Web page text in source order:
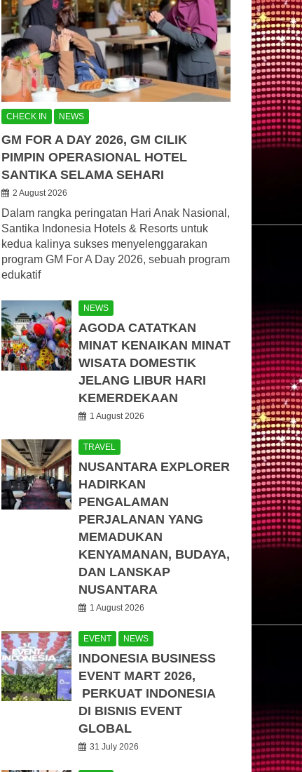
CHECK IN NEWS
GM FOR A DAY 2026, GM CILIK
PIMPIN OPERASIONAL HOTEL
SANTIKA SELAMA SEHARI
2 August 2026
Dalam rangka peringatan Hari Anak Nasional,
Santika Indonesia Hotels & Resorts untuk
kedua kalinya sukses menyelenggarakan
program GM For A Day 2026, sebuah program
edukatif
NEWS
AGODA CATATKAN
MINAT KENAIKAN MINAT
WISATA DOMESTIK
JELANG LIBUR HARI
KEMERDEKAAN
1 August 2026
TRAVEL
NUSANTARA EXPLORER
HADIRKAN
PENGALAMAN
PERJALANAN YANG
MEMADUKAN
KENYAMANAN, BUDAYA,
DAN LANSKAP
NUSANTARA
1 August 2026
EVENT NEWS
INDONESIA BUSINESS
EVENT MART 2026,
PERKUAT INDONESIA
DI BISNIS EVENT
GLOBAL
31 July 2026